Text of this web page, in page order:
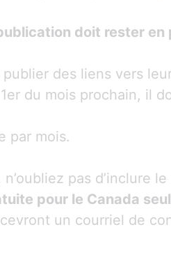
doit rester en
des liens vers
du mois prochain, il
par mois.
pas d’inclure
pour le Canada
un courriel de